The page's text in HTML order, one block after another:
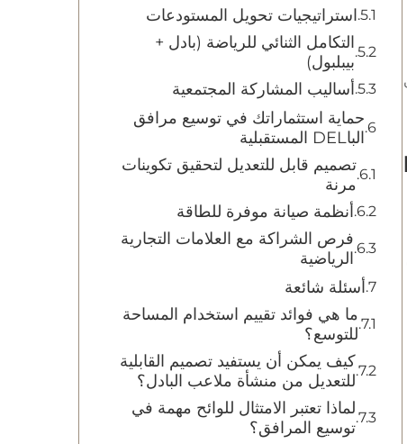
استراتيجيات تحويل المستودعات
التكامل الثنائي للرياضة (بادل +
بيبلبول)
أساليب المشاركة المجتمعية
حماية استثماراتك في توسيع مرافق
الباDEL المستقبلية
تصميم قابل للتعديل لتحقيق تكوينات
مرنة
أنظمة صيانة موفرة للطاقة
فرص الشراكة مع العلامات التجارية
الرياضية
أسئلة شائعة
ما هي فوائد تقييم استخدام المساحة
للتوسع؟
كيف يمكن أن يستفيد تصميم القابلية
للتعديل من منشأة ملاعب البادل؟
لماذا تعتبر الامتثال للوائح مهمة في
توسيع المرافق؟